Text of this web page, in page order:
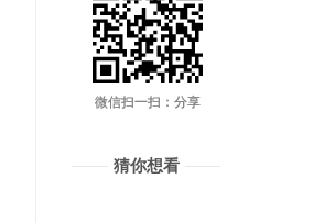
微信扫一扫：分享
猜你想看